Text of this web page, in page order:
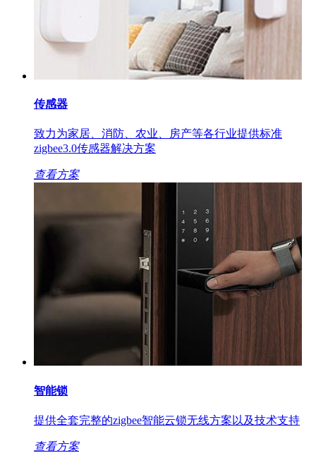
传感器
致力为家居、消防、农业、房产等各行业提供标准
zigbee3.0传感器解决方案
查看方案
智能锁
提供全套完整的zigbee智能云锁无线方案以及技术支持
查看方案